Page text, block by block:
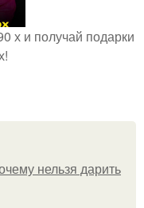
х и получай подарки
нельзя дарить